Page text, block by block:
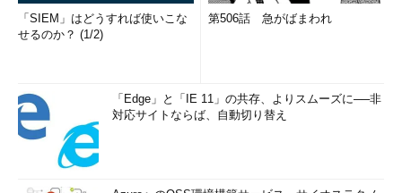
「SIEM」はどうすれば使いこな
せるのか？ (1/2)
第506話 急がばまわれ
「Edge」と「IE 11」の共存、よりスムーズに──非
対応サイトならば、自動切り替え